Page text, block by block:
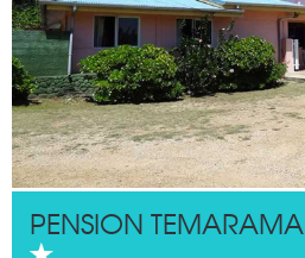
PENSION TEMARAMA